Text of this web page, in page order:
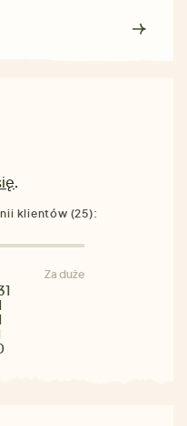
.
klientów (25):
Za duże